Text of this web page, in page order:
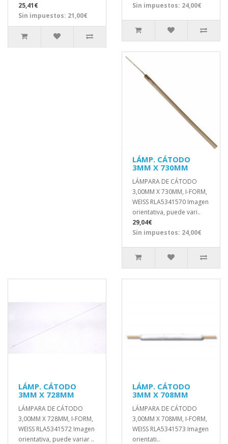
25,41€
Sin impuestos: 21,00€
Sin impuestos: 24,00€
LÁMP. CÁTODO
3MM X 730MM
LÁMPARA DE CÁTODO
3,00MM X 730MM, I-FORM,
WEISS RLA5341570 Imagen
orientativa, puede vari..
29,04€
Sin impuestos: 24,00€
LÁMP. CÁTODO
3MM X 728MM
LÁMPARA DE CÁTODO
3,00MM X 728MM, I-FORM,
WEISS RLA5341572 Imagen
orientativa, puede variar ..
LÁMP. CÁTODO
3MM X 708MM
LÁMPARA DE CÁTODO
3,00MM X 708MM, I-FORM,
WEISS RLA5341573 Imagen
orientati..